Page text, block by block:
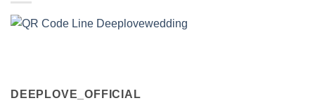
DEEPLOVE_OFFICIAL